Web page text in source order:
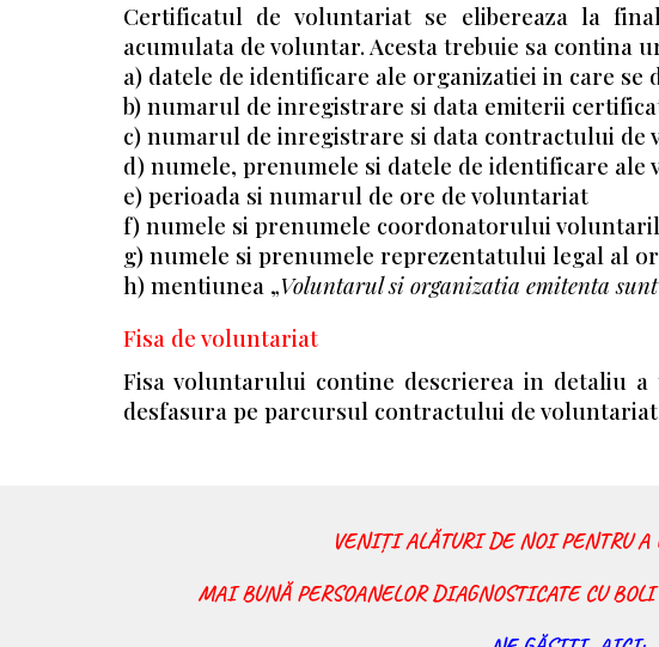
Certificatul de voluntariat se elibereaza la
acumulata de voluntar. Acesta trebuie sa contina
a) datele de identificare ale organizatiei in care
b) numarul de inregistrare si data emiterii
c) numarul de inregistrare si data contractului de
d) numele, prenumele si datele de identificare
e) perioada si numarul de ore de voluntariat
f) numele si prenumele coordonatorului
g) numele si prenumele reprezentatului legal al
h) mentiunea „Voluntarul si organizatia emitenta
Fisa de voluntariat
Fisa voluntarului contine descrierea in detaliu
desfasura pe parcursul contractului de
VENIȚI ALĂTURI DE NOI PENTRU
MAI BUNĂ PERSOANELOR DIAGNOSTICATE CU